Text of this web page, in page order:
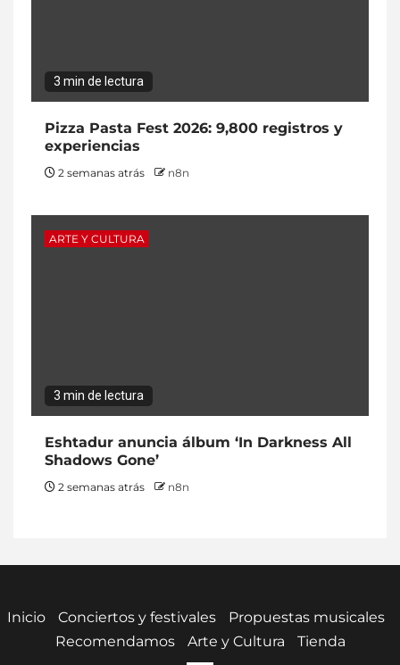
3 min de lectura
Pizza Pasta Fest 2026: 9,800 registros y
experiencias
2 semanas atrás n8n
ARTE Y CULTURA
3 min de lectura
Eshtadur anuncia álbum ‘In Darkness All
Shadows Gone’
2 semanas atrás n8n
Inicio Conciertos y festivales
Propuestas musicales
Recomendamos
Arte y Cultura Tienda